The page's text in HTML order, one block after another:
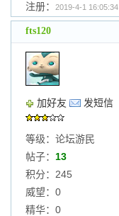
注册：
2019-4-1 16:05:34
fts120
加好友 发短信
等级：论坛游民
帖子： 13
积分：245
威望：0
精华：0